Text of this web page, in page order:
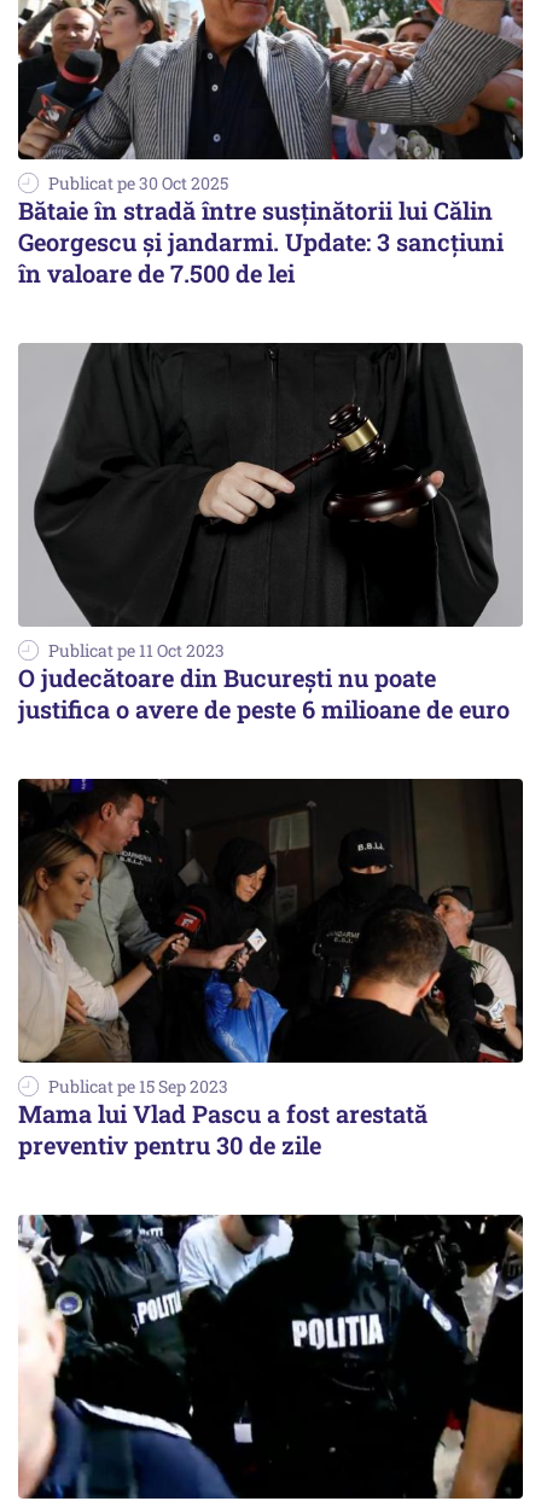
Publicat pe 30 Oct 2025
Bătaie în stradă între susținătorii lui Călin
Georgescu și jandarmi. Update: 3 sancțiuni
în valoare de 7.500 de lei
Publicat pe 11 Oct 2023
O judecătoare din Bucureşti nu poate
justifica o avere de peste 6 milioane de euro
Publicat pe 15 Sep 2023
Mama lui Vlad Pascu a fost arestată
preventiv pentru 30 de zile